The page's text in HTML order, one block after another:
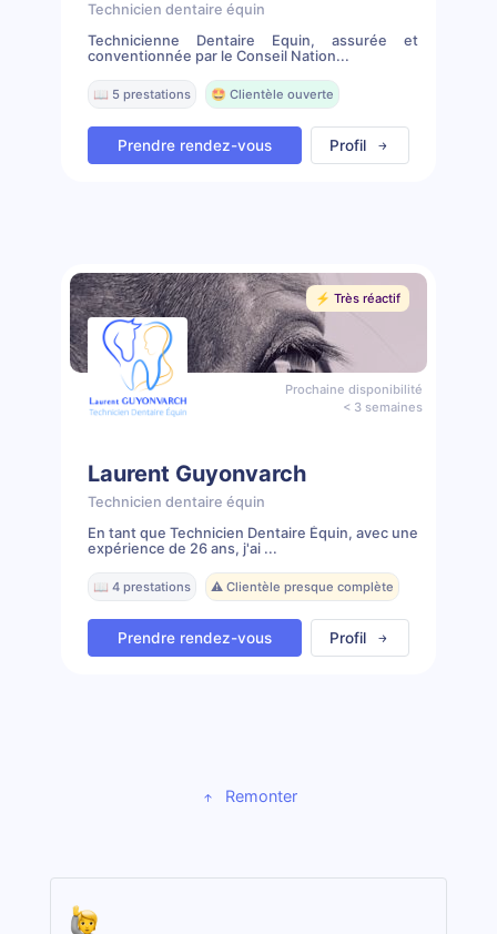
Technicien dentaire équin
Technicienne Dentaire Equin, assurée et
conventionnée par le Conseil Nation...
📖 5 prestations 🤩 Clientèle ouverte
Prendre rendez-vous Profil
⚡️ Très réactif
Prochaine disponibilité
< 3 semaines
Laurent Guyonvarch
Technicien dentaire équin
En tant que Technicien Dentaire Équin, avec une
expérience de 26 ans, j'ai ...
📖 4 prestations ⚠️ Clientèle presque complète
Prendre rendez-vous Profil
Remonter